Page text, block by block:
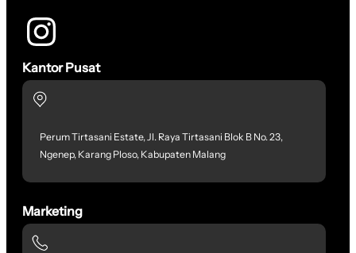
Kantor Pusat
Perum Tirtasani Estate, Jl. Raya Tirtasani Blok B No. 23,
Ngenep, Karang Ploso, Kabupaten Malang
Marketing